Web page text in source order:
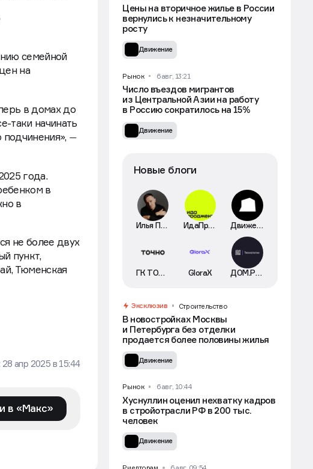
семейной
на
в домах до
таки начинать
—
года.
в
в
не более двух
пункт,
Тюменская
28 апр 2025 в 15:44
в «Макс»
Цены на вторичное жилье в России
вернулись к незначительному
росту
Движение
Рынок 6 авг, 13:21
Число въездов мигрантов
из Центральной Азии на работу
в Россию сократилось на 15%
Движение
Новые блоги
Илья Пискулин ИдаПроджект Движение
ГК ТОЧНО GloraX ДОМ.РФ Технологии
Эксклюзив Строительство
В новостройках Москвы
и Петербурга без отделки
продается более половины жилья
Движение
Рынок 6 авг, 10:44
Хуснуллин оценил нехватку кадров
в стройотрасли РФ в 200 тыс.
человек
Движение